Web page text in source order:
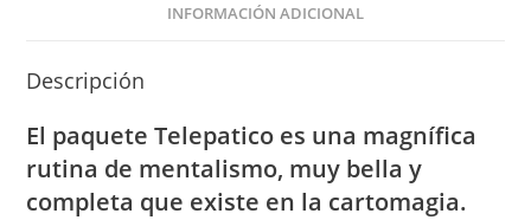
INFORMACIÓN ADICIONAL
Descripción
El paquete Telepatico es una magnífica
rutina de mentalismo, muy bella y
completa que existe en la cartomagia.